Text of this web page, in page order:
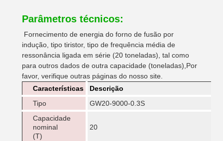
Parâmetros técnicos:
Fornecimento de energia do forno de fusão por
indução, tipo tiristor, tipo de frequência média de
ressonância ligada em série (20 toneladas), tal como
para outros dados de outra capacidade (toneladas),Por
favor, verifique outras páginas do nosso site.
Características
Descrição
Tipo
GW20-9000-0.3S
Capacidade
nominal
(T)
20